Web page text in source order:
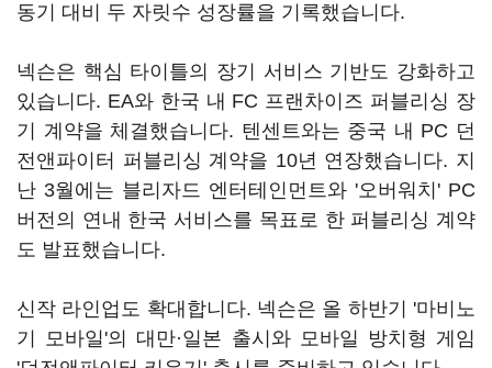
동기 대비 두 자릿수 성장률을 기록했습니다.
넥슨은 핵심 타이틀의 장기 서비스 기반도 강화하고
있습니다. EA와 한국 내 FC 프랜차이즈 퍼블리싱 장
기 계약을 체결했습니다. 텐센트와는 중국 내 PC 던
전앤파이터 퍼블리싱 계약을 10년 연장했습니다. 지
난 3월에는 블리자드 엔터테인먼트와 '오버워치' PC
버전의 연내 한국 서비스를 목표로 한 퍼블리싱 계약
도 발표했습니다.
신작 라인업도 확대합니다. 넥슨은 올 하반기 '마비노
기 모바일'의 대만·일본 출시와 모바일 방치형 게임